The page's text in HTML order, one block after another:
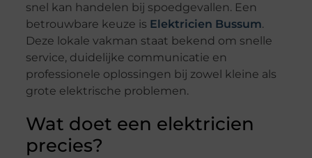
snel kan handelen bij spoedgevallen. Een
betrouwbare keuze is Elektricien Bussum.
Deze lokale vakman staat bekend om snelle
service, duidelijke communicatie en
professionele oplossingen bij zowel kleine als
grote elektrische problemen.
Wat doet een elektricien
precies?